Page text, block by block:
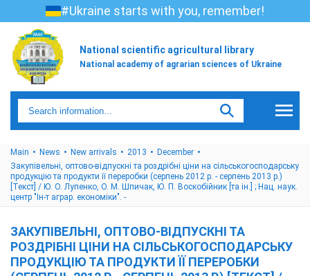
#Ukraine starts with you, remember!
National scientific agricultural library
National academy of agrarian sciences of Ukraine
Main News New arrivals 2013
December
Закупівельні, оптово-відпускні та роздрібні ціни на сільськогосподарську
продукцію та продукти її переробки (серпень 2012 р. - серпень 2013 р.)
[Текст] / Ю. О. Лупенко, О. М. Шпичак, Ю. П. Воскобійник [та ін.] ; Нац. наук.
центр "Ін-т аграр. економіки". -
ЗАКУПІВЕЛЬНІ, ОПТОВО-ВІДПУСКНІ ТА
РОЗДРІБНІ ЦІНИ НА СІЛЬСЬКОГОСПОДАРСЬКУ
ПРОДУКЦІЮ ТА ПРОДУКТИ ЇЇ ПЕРЕРОБКИ